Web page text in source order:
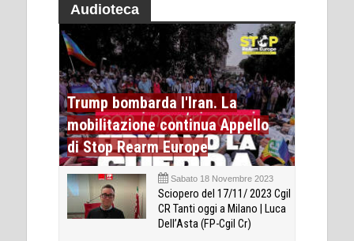
Audioteca
Trump bombarda l'Iran. La
mobilitazione continua Appello
di Stop Rearm Europe
Sabato 18 Novembre 2023
Sciopero del 17/11/ 2023 Cgil
CR Tanti oggi a Milano | Luca
Dell’Asta (FP-Cgil Cr)